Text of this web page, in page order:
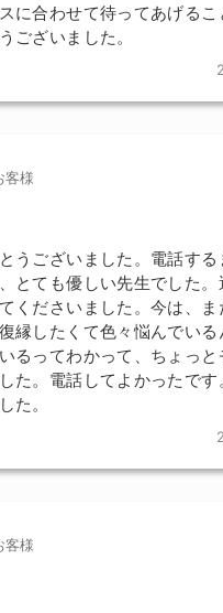
に合わせて待ってあげるこ
ございました。
客様
うございました。電話する
とても優しい先生でした。
くださいました。今は、ま
縁したくて色々悩んでいる
るってわかって、ちょっと
た。電話してよかったです
た。
客様